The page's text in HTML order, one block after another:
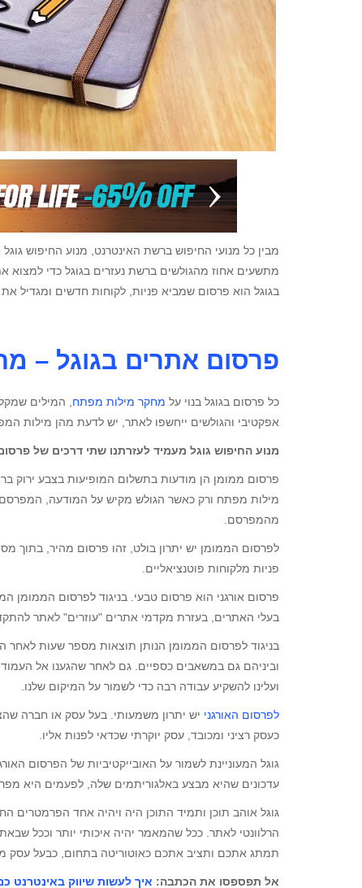
מבין כל מנועי החיפוש ברשת האינטרנט, מנוע החיפוש
מתשעים אחוז מהגולשים ברשת נעזרים בגוגל כדי
בגוגל הוא פרסום שמביא פניות, לקוחות חדשים ומגדיל את
פרסום אתרים בגוגל –
כל פרסום בגוגל בנוי על מחקר מילות מפתח , המילים
אפקטיבי והגולשים ייחשפו לאתר, יש לדעת מהן מילות
מנוע החיפוש גוגל מעמיד לעזרתנו שתי דרכים של
פרסום ממומן הן מודעות בתשלום המופיעות בצבע ירוק
מילות מפתח ורק כאשר הגולש מקיש על המודעה,
מהמפרסם.
לפרסום הממומן יש יתרון בולט, זהו פרסום מהיר, בתוך
פניות מלקוחות פוטנציאליים.
פרסום אורגני הוא פרסום טבעי. בניגוד לפרסום הממומן
בעלי האתרים, בעזרת מקדמי אתרים "עוזרים" לאתר
בניגוד לפרסום הממומן הנותן תוצאות מספר שעות
וביניהם גם במשאבים כספיים. גם לאחר שהגענו אל
ועלינו להשקיע עבודה רבה כדי לשמור על המיקום שלנו.
לפרסום האורגני יש יתרון משמעותי. בעל עסק או חברה
כעסק רציני ומכובד, עסק יוקרתי שכדאי לפנות אליו.
גוגל המעוניינת לשמור על האובייקטיביות של הפרסום
עדכונים שהיא מבצע באלגוריתמים שלה, לפעמים היא
גוגל אוהב תוכן ותמיד התוכן היה ויהיה אחד
הרלוונטי לאתר. ככל שהמאמר יהיה איכותי יותר וככל
תמתג אתכם ותציב אתכם כאוטוריטה בתחום, כבעל עסק
אל תפספסו את הכתבה: איך לעשות שיווק באינטרנט